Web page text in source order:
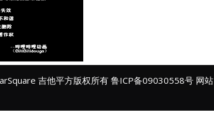
吉他平方版权所有 鲁ICP备09030558号 网站